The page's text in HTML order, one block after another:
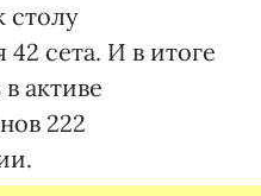
столу
42 сета. И в итоге
активе
222